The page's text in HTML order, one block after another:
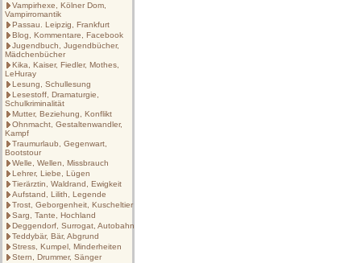
Vampirhexe, Kölner Dom,
Vampirromantik
Passau. Leipzig, Frankfurt
Blog, Kommentare, Facebook
Jugendbuch, Jugendbücher,
Mädchenbücher
Kika, Kaiser, Fiedler, Mothes,
LeHuray
Lesung, Schullesung
Lesestoff, Dramaturgie,
Schulkriminalität
Mutter, Beziehung, Konflikt
Ohnmacht, Gestaltenwandler,
Kampf
Traumurlaub, Gegenwart,
Bootstour
Welle, Wellen, Missbrauch
Lehrer, Liebe, Lügen
Tierärztin, Waldrand, Ewigkeit
Aufstand, Lilith, Legende
Trost, Geborgenheit, Kuscheltier
Sarg, Tante, Hochland
Deggendorf, Surrogat, Autobahn
Teddybär, Bär, Abgrund
Stress, Kumpel, Minderheiten
Stern, Drummer, Sänger